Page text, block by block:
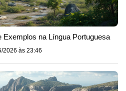
Exemplos na Língua Portuguesa
2026 às 23:46